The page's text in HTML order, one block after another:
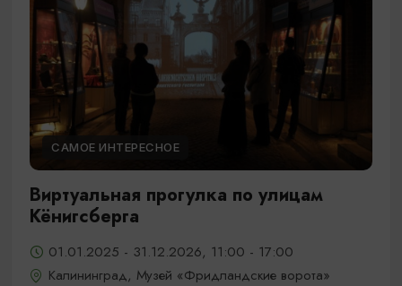
САМОЕ ИНТЕРЕСНОЕ
Виртуальная прогулка по улицам
Кёнигсберга
01.01.2025 - 31.12.2026, 11:00 - 17:00
Калининград, Музей «Фридландские ворота»